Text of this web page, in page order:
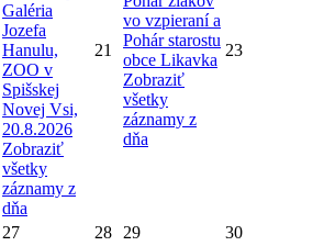
Galéria
Jozefa
Hanulu,
ZOO v
Spišskej
Novej Vsi,
20.8.2026
Zobraziť
všetky
záznamy z
dňa
21
vo vzpieraní a
Pohár starostu
obce Likavka
Zobraziť
všetky
záznamy z
dňa
23
27 28 29 30